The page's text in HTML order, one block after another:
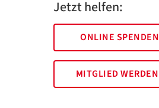
Jetzt helfen:
ONLINE SPENDEN
MITGLIED WERDEN